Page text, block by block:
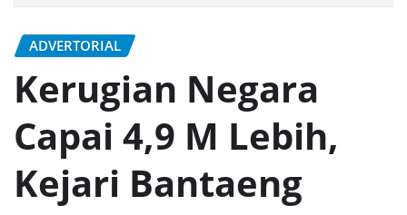
ADVERTORIAL
Kerugian Negara
Capai 4,9 M Lebih,
Kejari Bantaeng